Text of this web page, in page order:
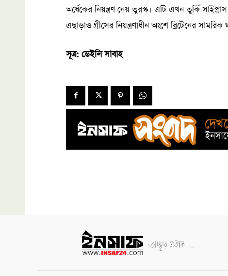
অর্ধেকের নিয়ন্ত্রণ নেয় তুরস্ক। এটি এখন তুর্কি
এছাড়াও গ্রীসের নিয়ন্ত্রণাধীন অংশে ব্রিটেনের সামরিক
সূত্র: ডেইলি সাবাহ